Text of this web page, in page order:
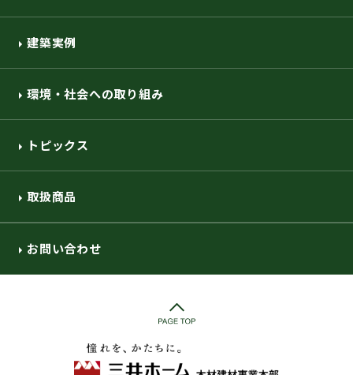
建築実例
環境・社会への取り組み
トピックス
取扱商品
お問い合わせ